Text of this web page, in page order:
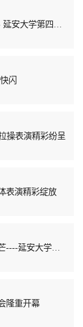
闪
操表演精彩纷呈
表演精彩绽放
隆重开幕